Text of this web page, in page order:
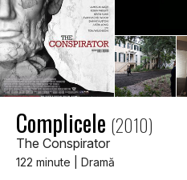
Complicele (2010)
The Conspirator
122 minute | Dramă